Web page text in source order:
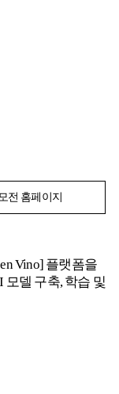
전 홈페이지
Vino] 플랫폼을
델 구축, 학습 및